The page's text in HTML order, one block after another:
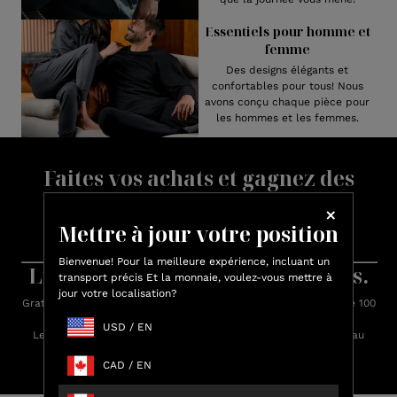
Mettre à jour votre position
Bienvenue! Pour la meilleure expérience, incluant un
transport précis Et la monnaie, voulez-vous mettre à
jour votre localisation?
USD / EN
CAD / EN
Essentiels pour homme et
femme
Des designs élégants et
confortables pour tous! Nous
avons conçu chaque pièce pour
les hommes et les femmes.
Faites vos achats et gagnez des
crédits Lux
Gagnez jusqu'à 15 % de crédit Lux sur chaque achat.
Livraison rapide. Retours faciles.
Gratuit standard livraison sur toutes les commandes de plus de 100
Les commandes sont expédiées dans les 24 heures (du lundi au